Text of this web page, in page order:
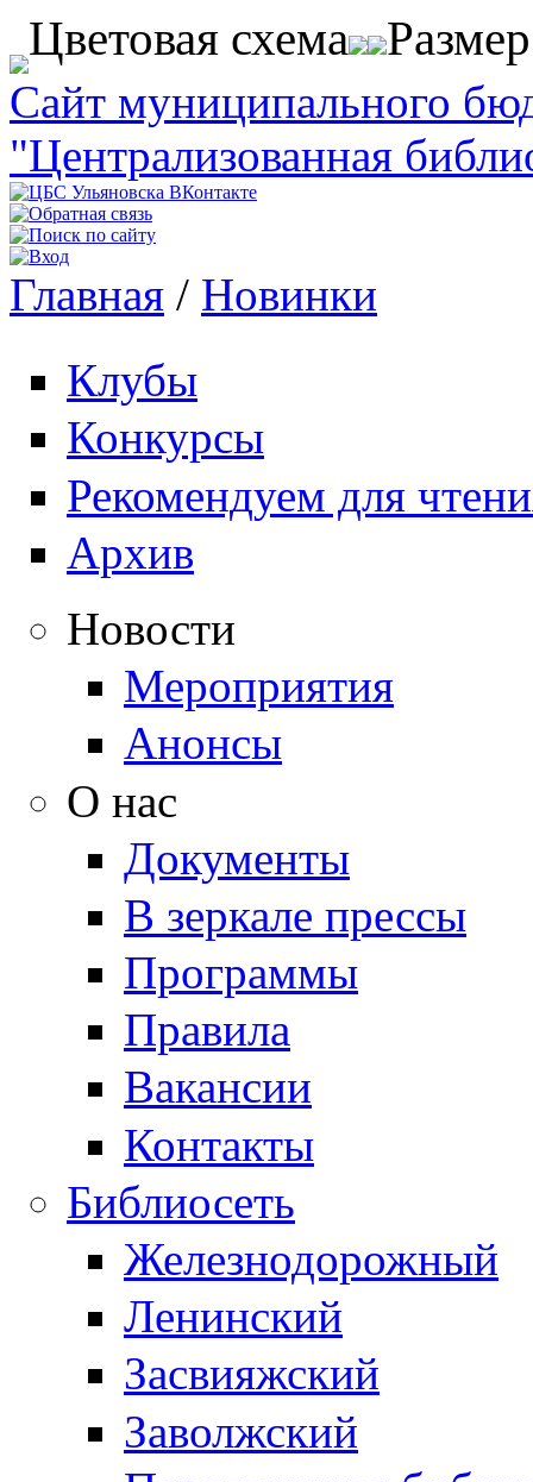
Перейти к основному содержанию
Цветовая схема
Сайт муниципального
"Централизованная
Вы здесь
Главная / Новинки
Клубы
Конкурсы
Рекомендуем для
Архив
Новости
Мероприятия
Анонсы
О нас
Документы
В зеркале прессы
Программы
Правила
Вакансии
Контакты
Библиосеть
Железнодорожный
Ленинский
Засвияжский
Заволжский